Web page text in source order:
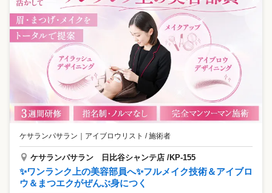
ケサランパサラン アイブロウリスト / 施術者
ケサランパサラン 日比谷シャンテ店 /KP-155
✨ワンランク上の美容部員へ✨フルメイク技術＆アイブロ
ウ＆まつエクがぜんぶ身につく